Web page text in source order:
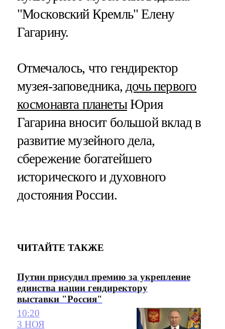
"Московский Кремль" Елену
Гагарину.
Отмечалось, что гендиректор
музея-заповедника,дочь первого
космонавта планетыЮрия
Гагарина вносит большой вклад в
развитие музейного дела,
сбережение богатейшего
исторического и духовного
достояния России.
ЧИТАЙТЕ ТАКЖЕ
Путин присудил премию за укрепление
единства нации гендиректору
выставки "Россия"
10:20
3 НОЯ